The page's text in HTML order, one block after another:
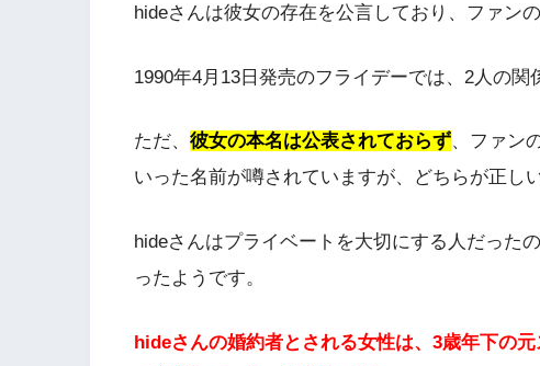
hideさんは彼女の存在を公言しており、ファン
1990年4月13日発売のフライデーでは、2人の関
ただ、 彼女の本名は公表されておらず、ファン
いった名前が噂されていますが、どちらが正し
hideさんはプライベートを大切にする人だった
ったようです。
hideさんの婚約者とされる女性は、3歳年下の